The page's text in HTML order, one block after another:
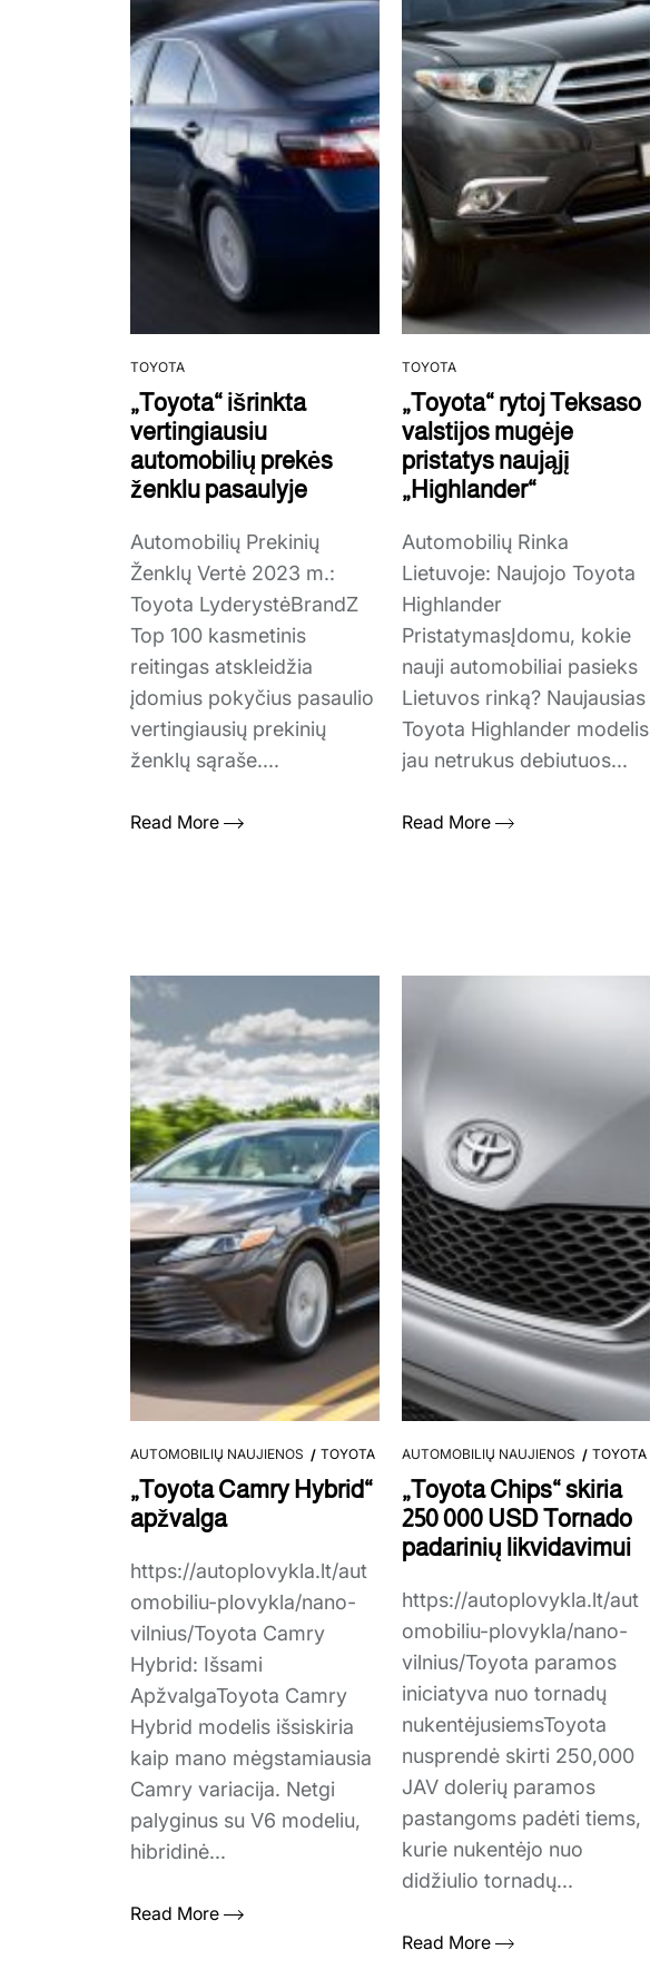
TOYOTA
„Toyota“ išrinkta
vertingiausiu
automobilių prekės
ženklu pasaulyje
Automobilių Prekinių
Ženklų Vertė 2023 m.:
Toyota LyderystėBrandZ
Top 100 kasmetinis
reitingas atskleidžia
įdomius pokyčius pasaulio
vertingiausių prekinių
ženklų sąraše....
Read More
TOYOTA
„Toyota“ rytoj Teksaso
valstijos mugėje
pristatys naująjį
„Highlander“
Automobilių Rinka
Lietuvoje: Naujojo Toyota
Highlander
PristatymasĮdomu, kokie
nauji automobiliai pasieks
Lietuvos rinką? Naujausias
Toyota Highlander modelis
jau netrukus debiutuos...
Read More
AUTOMOBILIŲ NAUJIENOS TOYOTA
„Toyota Camry Hybrid“
apžvalga
https://autoplovykla.lt/aut
omobiliu-plovykla/nano-
vilnius/Toyota Camry
Hybrid: Išsami
ApžvalgaToyota Camry
Hybrid modelis išsiskiria
kaip mano mėgstamiausia
Camry variacija. Netgi
palyginus su V6 modeliu,
hibridinė...
Read More
AUTOMOBILIŲ NAUJIENOS TOYOTA
„Toyota Chips“ skiria
250 000 USD Tornado
padarinių likvidavimui
https://autoplovykla.lt/aut
omobiliu-plovykla/nano-
vilnius/Toyota paramos
iniciatyva nuo tornadų
nukentėjusiemsToyota
nusprendė skirti 250,000
JAV dolerių paramos
pastangoms padėti tiems,
kurie nukentėjo nuo
didžiulio tornadų...
Read More